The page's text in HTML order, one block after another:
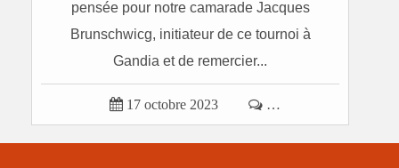
pensée pour notre camarade Jacques
Brunschwicg, initiateur de ce tournoi à
Gandia et de remercier...
 17 octobre 2023  …